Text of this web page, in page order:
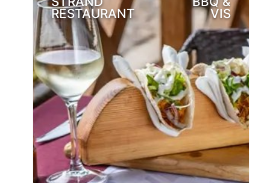
RESTAURANT
VIS